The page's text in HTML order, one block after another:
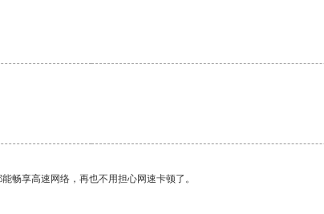
畅享高速网络，再也不用担心网速卡顿了。